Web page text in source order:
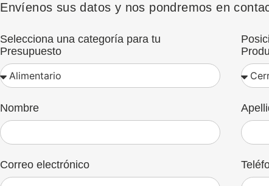
Envíenos sus datos y nos pondremos en
Selecciona una categoría para tu
Presupuesto
Nombre
Correo electrónico